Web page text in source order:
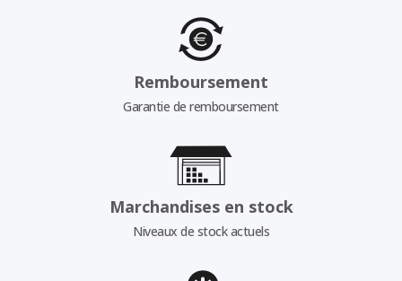
Remboursement
Garantie de remboursement
Marchandises en stock
Niveaux de stock actuels